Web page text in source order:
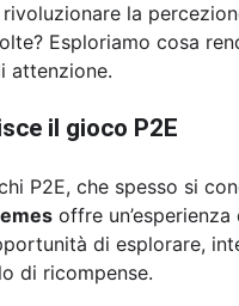
la
Esploriamo cosa
attenzione.
il gioco P2E
P2E, che spesso si
offre
di esplorare,
di ricompense.